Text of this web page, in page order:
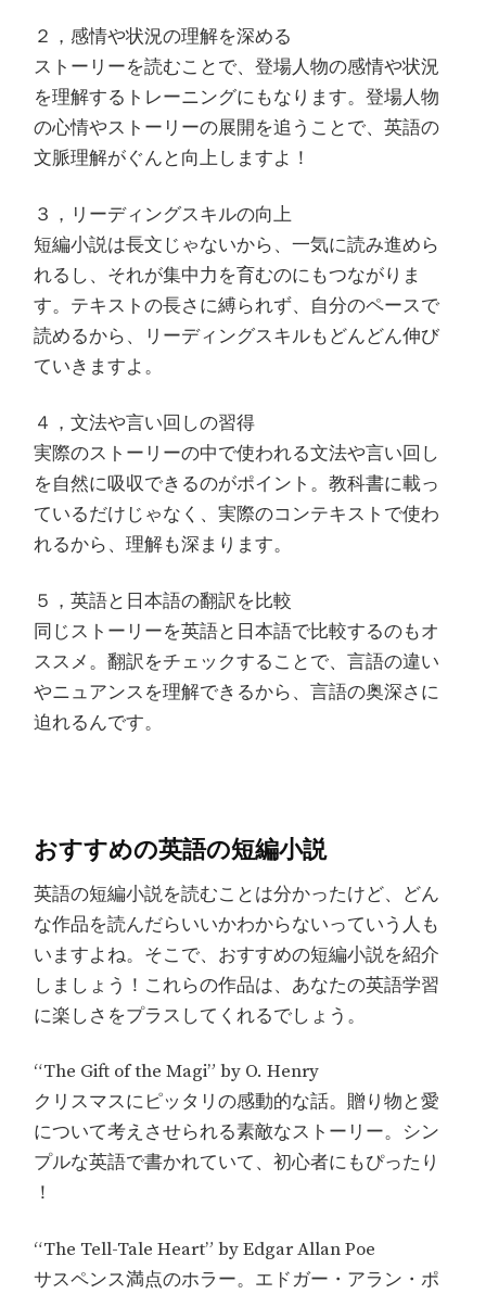
２，感情や状況の理解を深める
ストーリーを読むことで、登場人物の感情や状況
を理解するトレーニングにもなります。登場人物
の心情やストーリーの展開を追うことで、英語の
文脈理解がぐんと向上しますよ！
３，リーディングスキルの向上
短編小説は長文じゃないから、一気に読み進めら
れるし、それが集中力を育むのにもつながりま
す。テキストの長さに縛られず、自分のペースで
読めるから、リーディングスキルもどんどん伸び
ていきますよ。
４，文法や言い回しの習得
実際のストーリーの中で使われる文法や言い回し
を自然に吸収できるのがポイント。教科書に載っ
ているだけじゃなく、実際のコンテキストで使わ
れるから、理解も深まります。
５，英語と日本語の翻訳を比較
同じストーリーを英語と日本語で比較するのもオ
ススメ。翻訳をチェックすることで、言語の違い
やニュアンスを理解できるから、言語の奥深さに
迫れるんです。
おすすめの英語の短編小説
英語の短編小説を読むことは分かったけど、どん
な作品を読んだらいいかわからないっていう人も
いますよね。そこで、おすすめの短編小説を紹介
しましょう！これらの作品は、あなたの英語学習
に楽しさをプラスしてくれるでしょう。
“The Gift of the Magi” by O. Henry
クリスマスにピッタリの感動的な話。贈り物と愛
について考えさせられる素敵なストーリー。シン
プルな英語で書かれていて、初心者にもぴったり
！
“The Tell-Tale Heart” by Edgar Allan Poe
サスペンス満点のホラー。エドガー・アラン・ポ